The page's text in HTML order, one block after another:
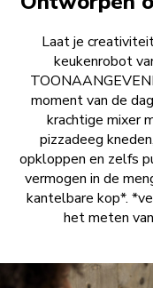
Laat je
keukenrobot
moment van de
krachtige mixer
pizzadeeg
opkloppen en zelfs
vermogen in de
kantelbare kop*.
het meten